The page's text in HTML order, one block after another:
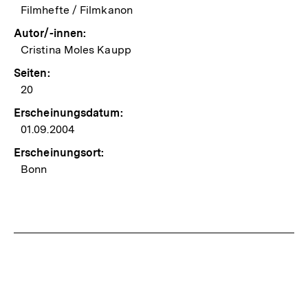
Filmhefte / Filmkanon
Autor/-innen:
Cristina Moles Kaupp
Seiten:
20
Erscheinungsdatum:
01.09.2004
Erscheinungsort:
Bonn